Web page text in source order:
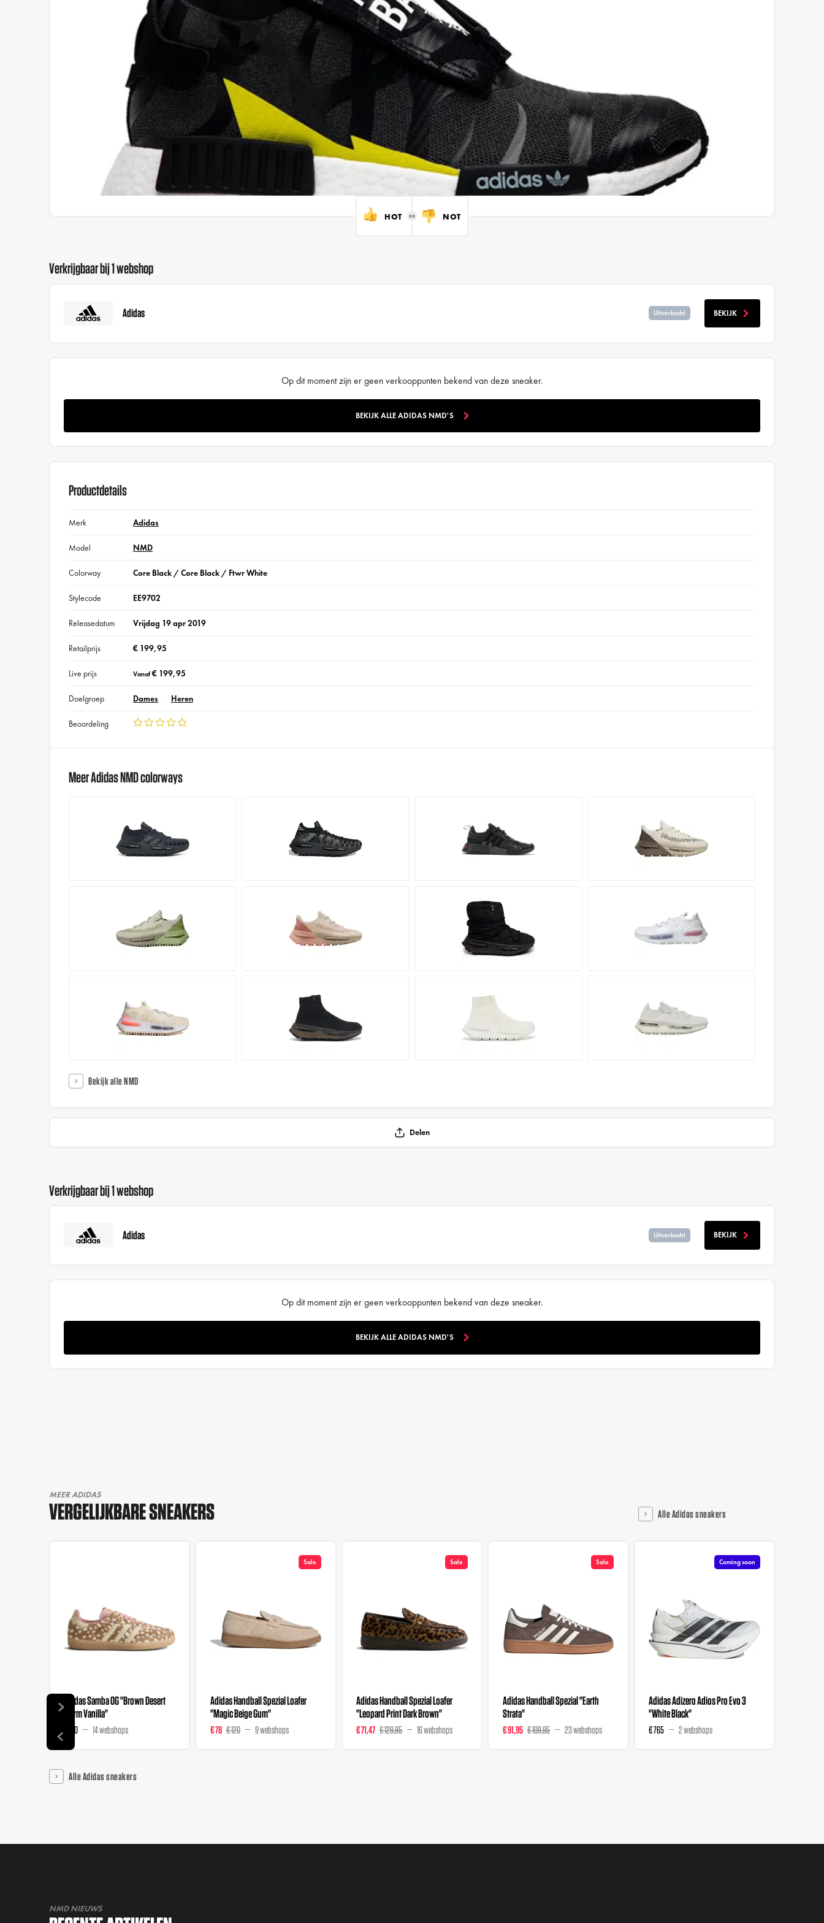
HOT NOT
Verkrijgbaar bij 1 webshop
Adidas Uitverkocht BEKIJK
Op dit moment zijn er geen verkooppunten bekend van deze sneaker.
BEKIJK ALLE ADIDAS NMD'S
Productdetails
Merk Adidas
Model NMD
Colorway Core Black / Core Black / Ftwr White
Stylecode EE9702
Releasedatum Vrijdag 19 apr 2019
Retailprijs € 199,95
Live prijs Vanaf€ 199,95
Doelgroep Dames Heren
Beoordeling
Meer Adidas NMD colorways
Bekijk alle NMD
Delen
Verkrijgbaar bij 1 webshop
Adidas Uitverkocht BEKIJK
Op dit moment zijn er geen verkooppunten bekend van deze sneaker.
BEKIJK ALLE ADIDAS NMD'S
MEER ADIDAS
VERGELIJKBARE SNEAKERS Alle Adidas sneakers
Adidas Samba OG "Brown Desert
Warm Vanilla"
€ 120 14 webshops
Sale
Adidas Handball Spezial Loafer
"Magic Beige Gum"
€ 78 € 120 9 webshops
Sale
Adidas Handball Spezial Loafer
"Leopard Print Dark Brown"
€ 71,47 € 129,95 16 webshops
Sale
Adidas Handball Spezial "Earth
Strata"
€ 91,95 € 109,95 23 webshops
Coming soon
Adidas Adizero Adios Pro Evo 3
"White Black"
€ 765 2 webshops
Alle Adidas sneakers
NMD NIEUWS